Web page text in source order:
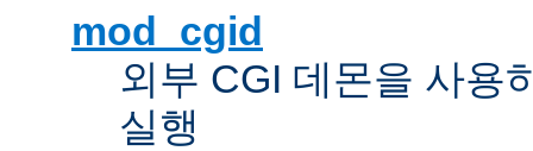
mod_cgid
외부 CGI 데몬을 사용
실행